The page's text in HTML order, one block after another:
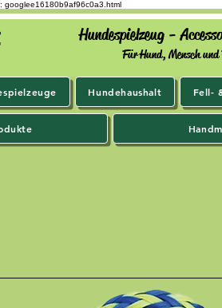
googlee16180b9af96c0a3.html
Hundespielzeug -
Für Hund, Mensch und
Hundehaushalt Fell-